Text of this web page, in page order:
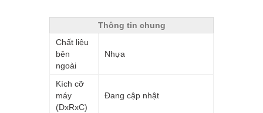
Thông tin chung
Chất liệu
bên
ngoài
Nhựa
Kích cỡ
máy
(DxRxC)
Đang cập nhật